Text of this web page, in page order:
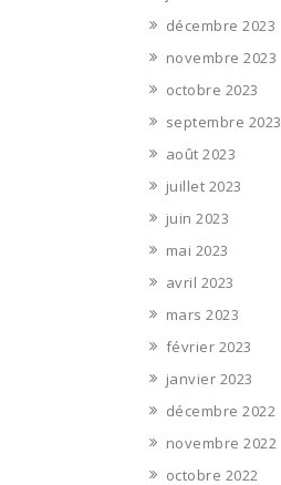
décembre 2023
novembre 2023
octobre 2023
septembre 2023
août 2023
juillet 2023
juin 2023
mai 2023
avril 2023
mars 2023
février 2023
janvier 2023
décembre 2022
novembre 2022
octobre 2022